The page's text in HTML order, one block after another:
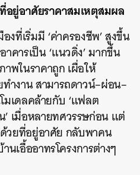
อยู่อาศัยราคาสมเหตุสมผล
งที่เริ่มมี‘ค่าครองชีพ’สูงขึ้น
คารเป็น‘แนวดิ่ง’มากขึ้น
พในราคาถูก เผื่อให้
ำงาน สามารถดาวน์–ผ่อน–
มเดลคล้ายกับ ‘แฟลต
’ เมื่อหลายทศวรรษก่อน แต่
ด้วยที่อยู่อาศัย กลับพาคน
เอื้ออาทรโครงการต่างๆ